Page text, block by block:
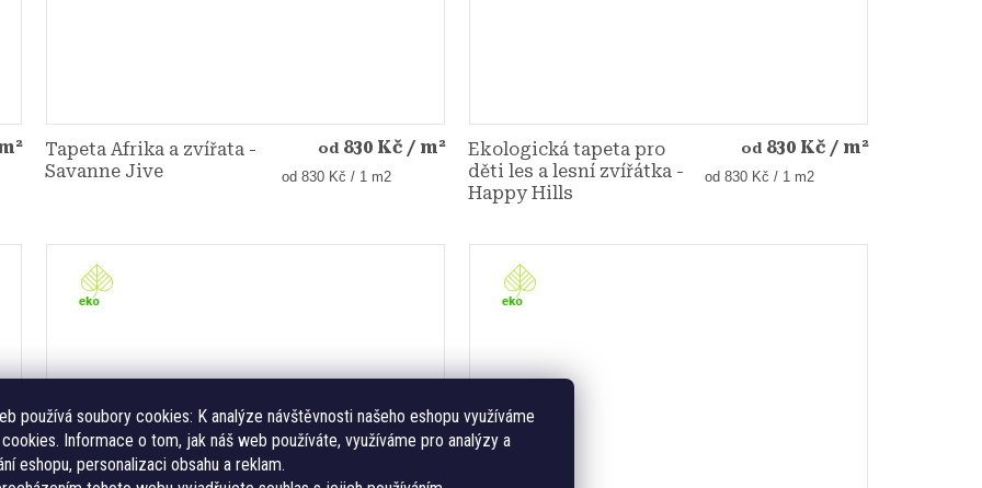
používá soubory cookies: K analýze návštěvnosti našeho eshopu využíváme
Informace o tom, jak náš web používáte, využíváme pro analýzy a
eshopu, personalizaci obsahu a reklam.
Tapeta Afrika a zvířata -
Savanne Jive
od 830 Kč / m²
Měrná
od 830 Kč / 1 m2
Ekologická tapeta pro
děti les a lesní zvířátka -
Happy Hills
od 830 Kč / m²
Měrná
od 830 Kč / 1 m2